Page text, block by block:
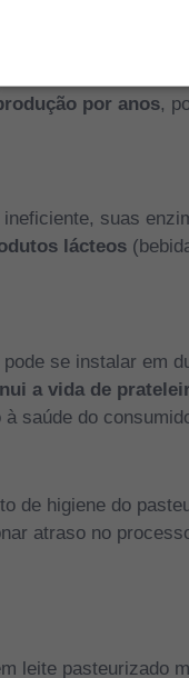
mais difíceis de
por anos,
suas
lácteos
se instalar em
a vida de
saúde do
de higiene do
atraso no
leite pasteurizado